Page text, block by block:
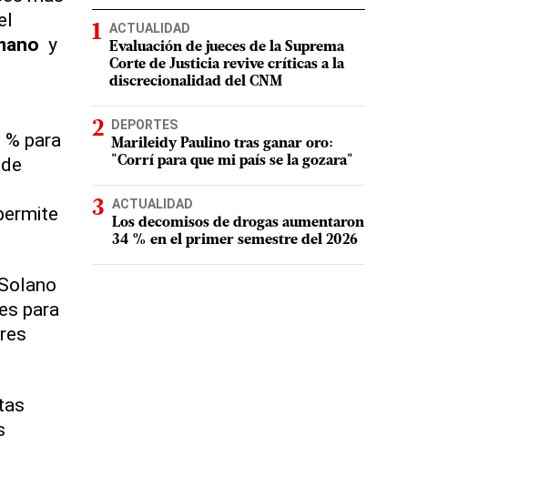
y
para
para
ACTUALIDAD
Evaluación de jueces de la Suprema
Corte de Justicia revive críticas a la
discrecionalidad del CNM
DEPORTES
Marileidy Paulino tras ganar oro:
"Corrí para que mi país se la gozara"
ACTUALIDAD
Los decomisos de drogas aumentaron
34 % en el primer semestre del 2026